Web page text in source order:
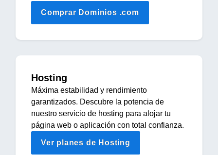
Comprar Dominios .com
Hosting
Máxima estabilidad y rendimiento
garantizados. Descubre la potencia de
nuestro servicio de hosting para alojar tu
página web o aplicación con total confianza.
Ver planes de Hosting